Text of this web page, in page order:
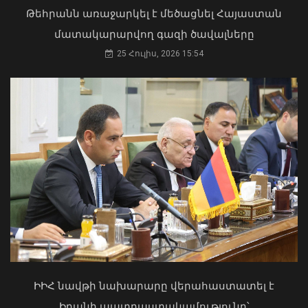
08 Օգոստոս, 2026 20:08
Անգլիայի բոլոր ջրային ավազաններն
աղտոտված են թnւնավոր քիմիական
08 Օգոստոս, 2026 19:56
Մկրտության արարողությունից հետո
Արտաշատում 14 մարդ թունավորման
ախտանիշներով դիմել է ԲԿ. ՀՎԿԱԿ
02 Օգոստոս, 2026 15:06
Թեհրանն առաջարկել է մեծացնել Հայաստան
մատակարարվող գազի ծավալները
25 Հուլիս, 2026 15:54
ԻԻՀ նավթի նախարարը վերահաստատել է